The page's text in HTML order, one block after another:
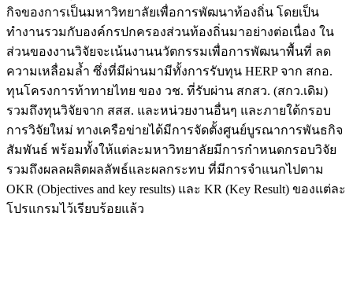
กิจของการเป็นมหาวิทยาลัยเพื่อการพัฒนาท้องถิ่น โดยเป็น
ทำงานรวมกับองค์กรปกครองส่วนท้องถิ่นมาอย่างต่อเนื่อง ใน
ส่วนของงานวิจัยจะเน้นงานนวัตกรรมเพื่อการพัฒนาพื้นที่ ลด
ความเหลื่อมล้ำ ซึ่งที่มีผ่านมามีทั้งการรับทุน HERP จาก สกอ.
ทุนโครงการท้าทายไทย ของ วช. ที่รับผ่าน สกสว. (สกว.เดิม)
รวมถึงทุนวิจัยจาก สสส. และหน่วยงานอื่นๆ และภายใต้กรอบ
การวิจัยใหม่ ทางเครือข่ายได้มีการจัดตั้งศูนย์บูรณาการพันธกิจ
สัมพันธ์ พร้อมทั้งให้แต่ละมหาวิทยาลัยมีการกำหนดกรอบวิจัย
รวมถึงผลลผลิตผลลัพธ์และผลกระทบ ที่มีการจำแนกไปตาม
OKR (Objectives and key results) และ KR (Key Result) ของแต่ละ
โปรแกรมไว้เรียบร้อยแล้ว